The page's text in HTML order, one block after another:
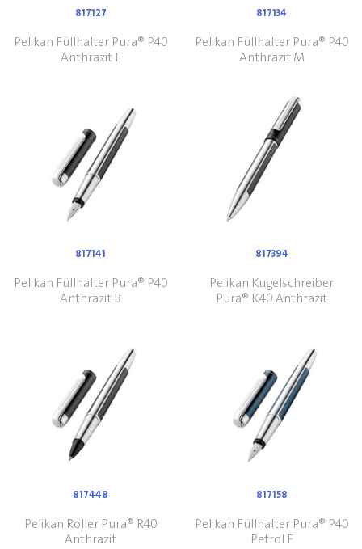
817127
Pelikan Füllhalter Pura® P40
Anthrazit F
817134
Pelikan Füllhalter Pura® P40
Anthrazit M
817141
Pelikan Füllhalter Pura® P40
Anthrazit B
817394
Pelikan Kugelschreiber
Pura® K40 Anthrazit
817448
Pelikan Roller Pura® R40
Anthrazit
817158
Pelikan Füllhalter Pura® P40
Petrol F